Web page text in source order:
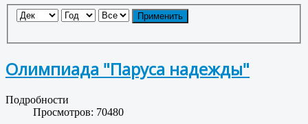
Применить
Олимпиада "Паруса надежды"
Подробности
Просмотров: 70480